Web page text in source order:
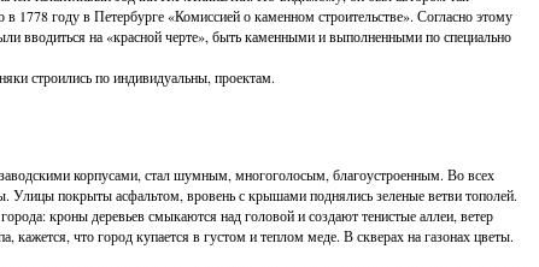
1778 году в Петербурге «Комиссией о каменном строительстве». Согласно этому
вводиться на «красной черте», быть каменными и выполненными по специально
строились по индивидуальны, проектам.
корпусами, стал шумным, многоголосым, благоустроенным. Во всех
Улицы покрыты асфальтом, вровень с крышами поднялись зеленые ветви тополей.
кроны деревьев смыкаются над головой и создают тенистые аллеи, ветер
кажется, что город купается в густом и теплом меде. В скверах на газонах цветы.